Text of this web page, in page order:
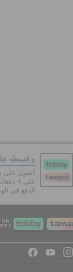
و قسطه
أحصل على
على 4
الدفع في
ON